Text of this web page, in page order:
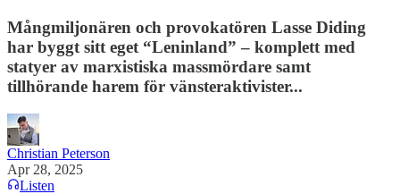
Mångmiljonären och provokatören Lasse Diding
har byggt sitt eget “Leninland” – komplett med
statyer av marxistiska massmördare samt
tillhörande harem för vänsteraktivister...
Christian Peterson
Apr 28, 2025
Listen